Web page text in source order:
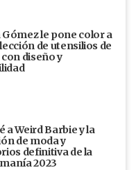
Gómez le pone color a
de utensilios de
diseño y
a Weird Barbie y la
de moda y
definitiva de la
2023